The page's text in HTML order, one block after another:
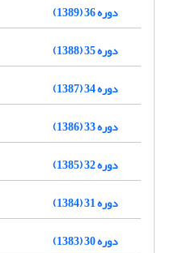
دوره 36 (1389)
دوره 35 (1388)
دوره 34 (1387)
دوره 33 (1386)
دوره 32 (1385)
دوره 31 (1384)
دوره 30 (1383)